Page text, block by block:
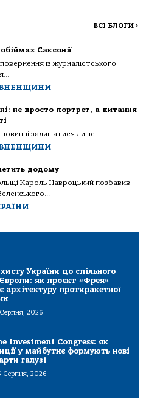
ВСІ БЛОГИ >
Саксонії
із журналістського
не просто портрет, а питання
повинні залишатися лише...
додому
Кароль Навроцький позбавив
України до спільного
як проєкт «Фрея»
архітектуру протиракетної
2026
Investment Congress: як
у майбутнє формують нові
галузі
Серпня, 2026